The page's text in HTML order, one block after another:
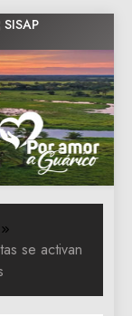
SISAP
de Guarico
se activan